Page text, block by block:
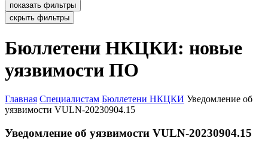
показать фильтры
скрыть фильтры
Бюллетени НКЦКИ: новые
уязвимости ПО
Главная Специалистам Бюллетени НКЦКИ Уведомление об
уязвимости VULN-20230904.15
Уведомление об уязвимости VULN-20230904.15